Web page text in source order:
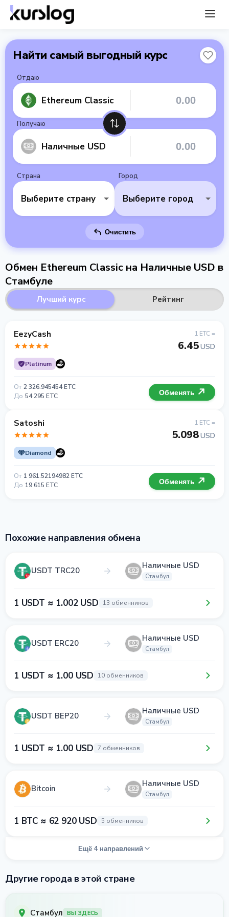
Найти самый выгодный курс
Отдаю
Ethereum Classic
Получаю
Наличные USD
Страна
Выберите страну
Город
Выберите город
Очистить
Обмен Ethereum Classic на Наличные USD в
Стамбуле
Лучший курс Рейтинг
EezyCash
Platinum
1 ETC =
6.45USD
От 2 326.945454 ETC
До 54 295 ETC Обменять
Satoshi
Diamond
1 ETC =
5.098USD
От 1 961.52194982 ETC
До 19 615 ETC Обменять
Похожие направления обмена
USDT TRC20 Наличные USD
Стамбул
1 USDT ≈ 1.002 USD 13 обменников
USDT ERC20 Наличные USD
Стамбул
1 USDT ≈ 1.00 USD 10 обменников
USDT BEP20 Наличные USD
Стамбул
1 USDT ≈ 1.00 USD 7 обменников
Bitcoin Наличные USD
Стамбул
1 BTC ≈ 62 920 USD 5 обменников
Ещё 4 направлений
Другие города в этой стране
Стамбул ВЫ ЗДЕСЬ